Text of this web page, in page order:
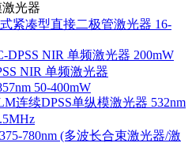
光器
紧凑型直接二极管激光器 16-
DPSS NIR 单频激光器 200mW
NIR 单频激光器
50-400mW
连续DPSS单纵模激光器 532nm
780nm (多波长合束激光器/激